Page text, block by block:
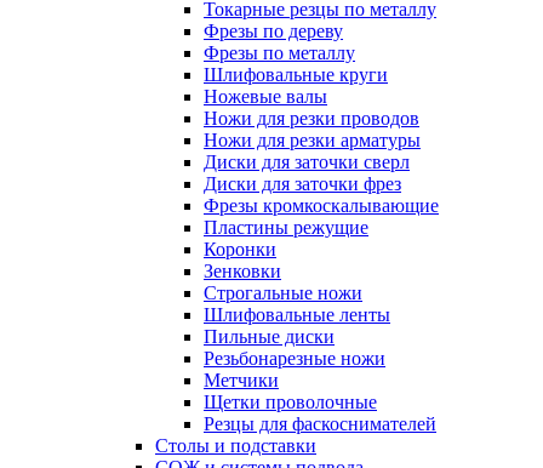
Токарные резцы по металлу
Фрезы по дереву
Фрезы по металлу
Шлифовальные круги
Ножевые валы
Ножи для резки проводов
Ножи для резки арматуры
Диски для заточки сверл
Диски для заточки фрез
Фрезы кромкоскалывающие
Пластины режущие
Коронки
Зенковки
Строгальные ножи
Шлифовальные ленты
Пильные диски
Резьбонарезные ножи
Метчики
Щетки проволочные
Резцы для фаскоснимателей
Столы и подставки